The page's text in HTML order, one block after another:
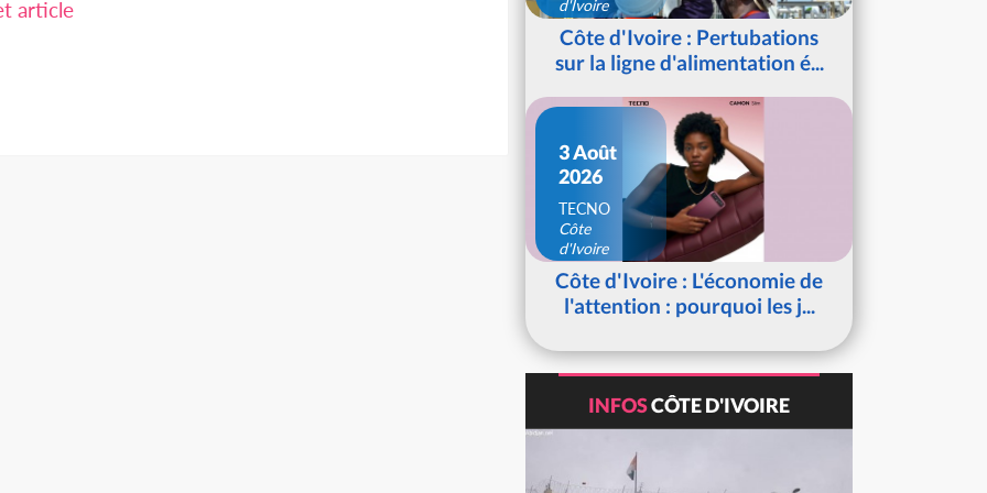
article
d'Ivoire
Côte d'Ivoire : Pertubations
sur la ligne d'alimentation é...
3 Août
2026
TECNO
Côte
d'Ivoire
Côte d'Ivoire : L'économie de
l'attention : pourquoi les j...
INFOSCÔTE D'IVOIRE